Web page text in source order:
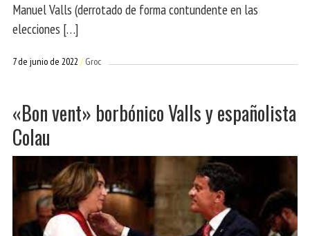
Manuel Valls (derrotado de forma contundente en las
elecciones […]
7 de junio de 2022 Groc
«Bon vent» borbónico Valls y españolista
Colau